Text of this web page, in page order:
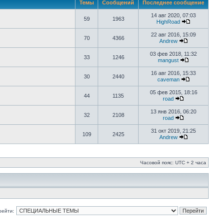
Темы Сообщений Последнее сообщение
59 1963
14 авг 2020, 07:03
HighRoad
70 4366
22 авг 2016, 15:09
Аndrew
33 1246
03 фев 2018, 11:32
mangust
30 2440
16 авг 2016, 15:33
caveman
44 1135
05 фев 2015, 18:16
road
32 2108
13 янв 2016, 06:20
road
109 2425
31 окт 2019, 21:25
Аndrew
Часовой пояс: UTC + 2 часа